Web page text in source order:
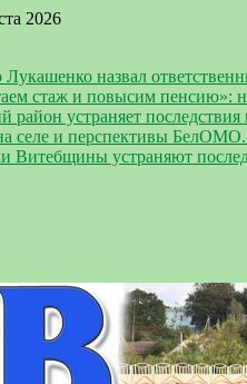
2026
Лукашенко назвал
стаж и повысим пенсию»:
район устраняет последствия
селе и перспективы
Витебщины устраняют